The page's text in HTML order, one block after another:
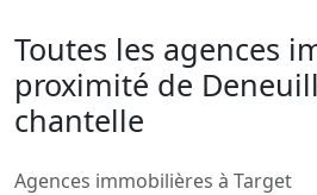
Toutes les agences
proximité de
chantelle
Agences immobilières à Target